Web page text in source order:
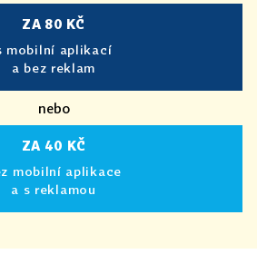
ZA 80 KČ
mobilní aplikací
a bez reklam
nebo
ZA 40 KČ
mobilní aplikace
a s reklamou